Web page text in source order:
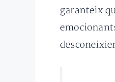
garanteix